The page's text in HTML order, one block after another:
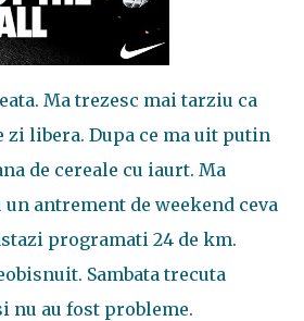
Ma trezesc mai tarziu ca
zi libera. Dupa ce ma uit putin
de cereale cu iaurt. Ma
antrement de weekend ceva
programati 24 de km.
Sambata trecuta
nu au fost probleme.